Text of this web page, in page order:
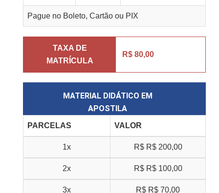
Pague no Boleto, Cartão ou PIX
TAXA DE
MATRÍCULA
R$ 80,00
MATERIAL DIDÁTICO EM
APOSTILA
PARCELAS VALOR
1x R$ R$ 200,00
2x R$ R$ 100,00
3x R$ R$ 70,00